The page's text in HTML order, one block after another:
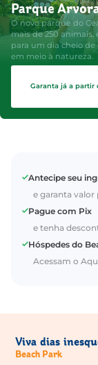
Parque
O novo parque do
mais de 250 animais,
para um dia cheio de
em meio à natureza.
Garanta já a partir
Antecipe seu
e garanta
Pague com Pix
e tenha
Hóspedes do
Acessam o
Viva dias
Beach Park